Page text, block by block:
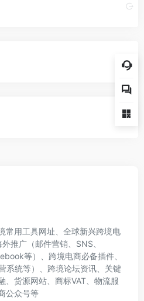
常用工具网址、全球新兴跨境电
推广（邮件营销、SNS、
等）、跨境电商必备插件、
系统等）、跨境论坛资讯、关键
、货源网站、商标VAT、物流服
公众号等